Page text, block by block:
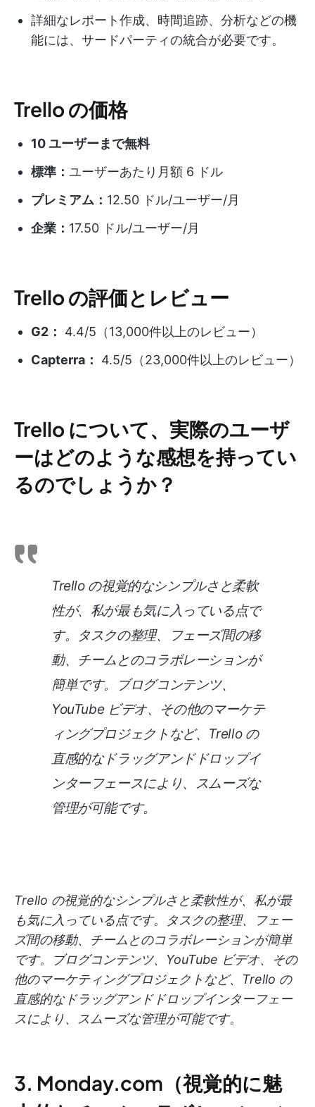
詳細なレポート作成、時間追跡、分析などの機
能には、サードパーティの統合が必要です。
Trello の価格
10 ユーザーまで無料
標準： ユーザーあたり月額 6 ドル
プレミアム： 12.50 ドル/ユーザー/月
企業： 17.50 ドル/ユーザー/月
Trello の評価とレビュー
G2：
4.4/5（13,000件以上のレビュー）
Capterra：
4.5/5（23,000件以上のレビュー）
Trello について、実際のユーザ
ーはどのような感想を持ってい
るのでしょうか？
Trello の視覚的なシンプルさと柔軟
性が、私が最も気に入っている点で
す。タスクの整理、フェーズ間の移
動、チームとのコラボレーションが
簡単です。ブログコンテンツ、
YouTube ビデオ、その他のマーケテ
ィングプロジェクトなど、Trello の
直感的なドラッグアンドドロップイ
ンターフェースにより、スムーズな
管理が可能です。
Trello の視覚的なシンプルさと柔軟性が、私が最
も気に入っている点です。タスクの整理、フェー
ズ間の移動、チームとのコラボレーションが簡単
です。ブログコンテンツ、YouTube ビデオ、その
他のマーケティングプロジェクトなど、Trello の
直感的なドラッグアンドドロップインターフェー
スにより、スムーズな管理が可能です。
3. Monday.com（視覚的に魅